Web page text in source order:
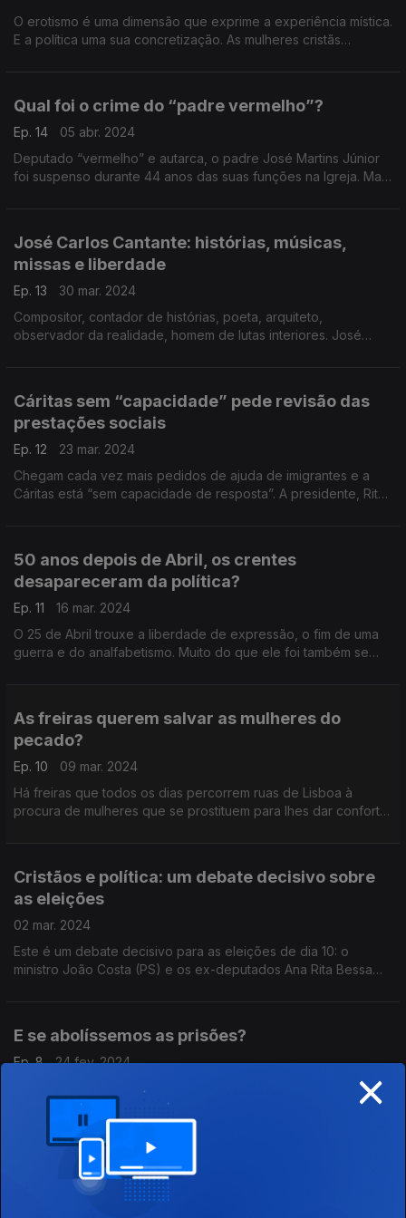
O erotismo é uma dimensão que exprime a experiência mística.
E a política uma sua concretização. As mulheres cristãs
Qual foi o crime do “padre vermelho”?
Ep. 14
05 abr. 2024
Deputado “vermelho” e autarca, o padre José Martins Júnior
foi suspenso durante 44 anos das suas funções na Igreja. Mas
José Carlos Cantante: histórias, músicas,
missas e liberdade
Ep. 13
30 mar. 2024
Compositor, contador de histórias, poeta, arquiteto,
observador da realidade, homem de lutas interiores. José
Cáritas sem “capacidade” pede revisão das
prestações sociais
Ep. 12
23 mar. 2024
Chegam cada vez mais pedidos de ajuda de imigrantes e a
Cáritas está “sem capacidade de resposta”. A presidente, Rita
50 anos depois de Abril, os crentes
desapareceram da política?
Ep. 11
16 mar. 2024
O 25 de Abril trouxe a liberdade de expressão, o fim de uma
guerra e do analfabetismo. Muito do que ele foi também se
As freiras querem salvar as mulheres do
pecado?
Ep. 10
09 mar. 2024
Há freiras que todos os dias percorrem ruas de Lisboa à
procura de mulheres que se prostituem para lhes dar conforto
Cristãos e política: um debate decisivo sobre
as eleições
02 mar. 2024
Este é um debate decisivo para as eleições de dia 10: o
ministro João Costa (PS) e os ex-deputados Ana Rita Bessa
E se abolíssemos as prisões?
Ep. 8
24 fev. 2024
Portugal tem 12.200 reclusos. Há grupos que criticam
duramente as condições “desumanas” das prisões, mas
também quem diga que é preciso mesmo é aboli-las. Entrevista
sobre um tema ausente da campanha eleitoral.
Os herdeiros de Niceia, a arte e a mecânica
quântica
×